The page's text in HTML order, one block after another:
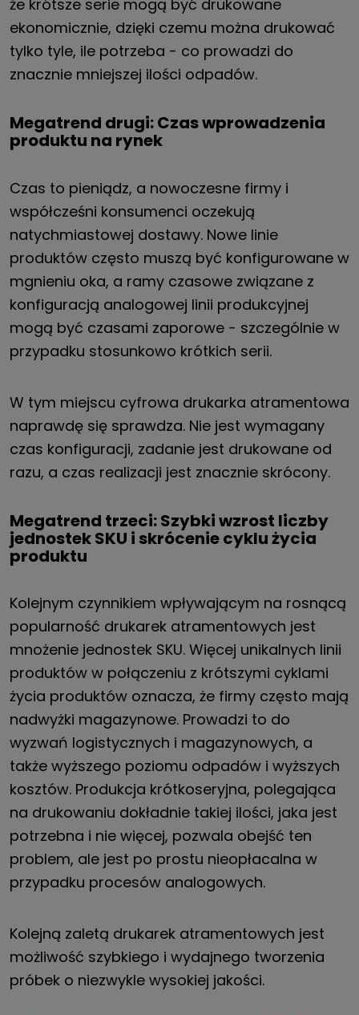
że krótsze serie mogą być drukowane
ekonomicznie, dzięki czemu można drukować
tylko tyle, ile potrzeba - co prowadzi do
znacznie mniejszej ilości odpadów.
Megatrend drugi: Czas wprowadzenia
produktu na rynek
Czas to pieniądz, a nowoczesne firmy i
współcześni konsumenci oczekują
natychmiastowej dostawy. Nowe linie
produktów często muszą być konfigurowane w
mgnieniu oka, a ramy czasowe związane z
konfiguracją analogowej linii produkcyjnej
mogą być czasami zaporowe - szczególnie w
przypadku stosunkowo krótkich serii.
W tym miejscu cyfrowa drukarka atramentowa
naprawdę się sprawdza. Nie jest wymagany
czas konfiguracji, zadanie jest drukowane od
razu, a czas realizacji jest znacznie skrócony.
Megatrend trzeci: Szybki wzrost liczby
jednostek SKU i skrócenie cyklu życia
produktu
Kolejnym czynnikiem wpływającym na rosnącą
popularność drukarek atramentowych jest
mnożenie jednostek SKU. Więcej unikalnych linii
produktów w połączeniu z krótszymi cyklami
życia produktów oznacza, że firmy często mają
nadwyżki magazynowe. Prowadzi to do
wyzwań logistycznych i magazynowych, a
także wyższego poziomu odpadów i wyższych
kosztów. Produkcja krótkoseryjna, polegająca
na drukowaniu dokładnie takiej ilości, jaka jest
potrzebna i nie więcej, pozwala obejść ten
problem, ale jest po prostu nieopłacalna w
przypadku procesów analogowych.
Kolejną zaletą drukarek atramentowych jest
możliwość szybkiego i wydajnego tworzenia
próbek o niezwykle wysokiej jakości.